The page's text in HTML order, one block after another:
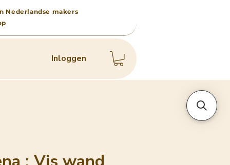
Nederlandse makers
Inloggen